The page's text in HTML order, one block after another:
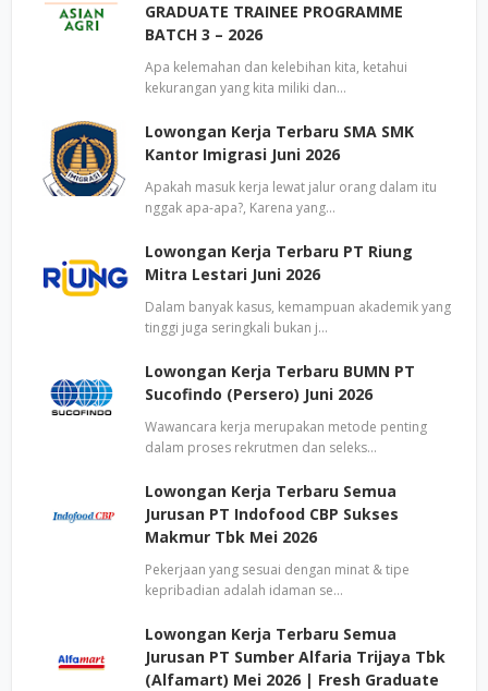
GRADUATE TRAINEE PROGRAMME
BATCH 3 – 2026
Apa kelemahan dan kelebihan kita, ketahui
kekurangan yang kita miliki dan…
Lowongan Kerja Terbaru SMA SMK
Kantor Imigrasi Juni 2026
Apakah masuk kerja lewat jalur orang dalam itu
nggak apa-apa?, Karena yang…
Lowongan Kerja Terbaru PT Riung
Mitra Lestari Juni 2026
Dalam banyak kasus, kemampuan akademik yang
tinggi juga seringkali bukan j…
Lowongan Kerja Terbaru BUMN PT
Sucofindo (Persero) Juni 2026
Wawancara kerja merupakan metode penting
dalam proses rekrutmen dan seleks…
Lowongan Kerja Terbaru Semua
Jurusan PT Indofood CBP Sukses
Makmur Tbk Mei 2026
Pekerjaan yang sesuai dengan minat & tipe
kepribadian adalah idaman se…
Lowongan Kerja Terbaru Semua
Jurusan PT Sumber Alfaria Trijaya Tbk
(Alfamart) Mei 2026 | Fresh Graduate